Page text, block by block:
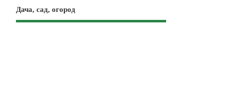
Дача, сад, огород